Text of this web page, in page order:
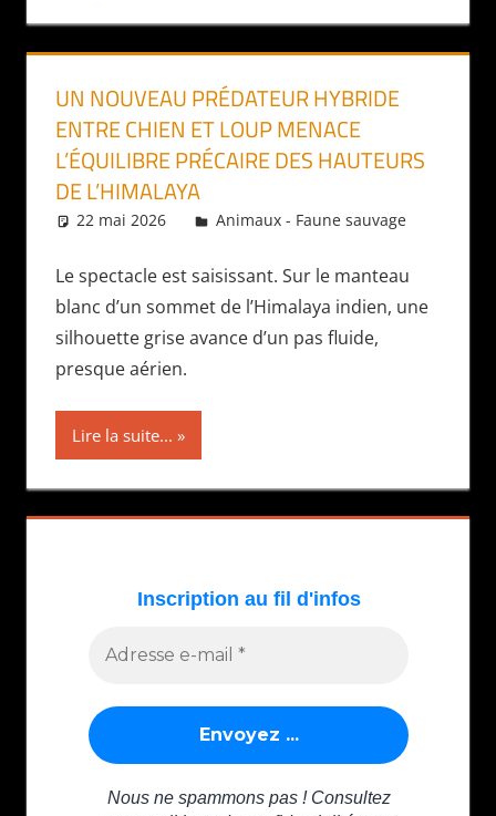
UN NOUVEAU PRÉDATEUR HYBRIDE
ENTRE CHIEN ET LOUP MENACE
L’ÉQUILIBRE PRÉCAIRE DES HAUTEURS
DE L’HIMALAYA
22 mai 2026 Daniel
Animaux - Faune sauvage
Le spectacle est saisissant. Sur le manteau
blanc d’un sommet de l’Himalaya indien, une
silhouette grise avance d’un pas fluide,
presque aérien.
Lire la suite...